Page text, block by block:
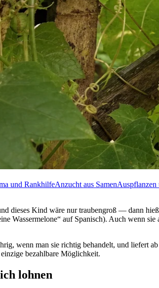
und RankhilfeAnzucht aus SamenAuspflanzen
dieses Kind wäre nur traubengroß — dann
Wassermelone“ auf Spanisch). Auch wenn
wenn man sie richtig behandelt, und liefert
bezahlbare Möglichkeit.
lohnen